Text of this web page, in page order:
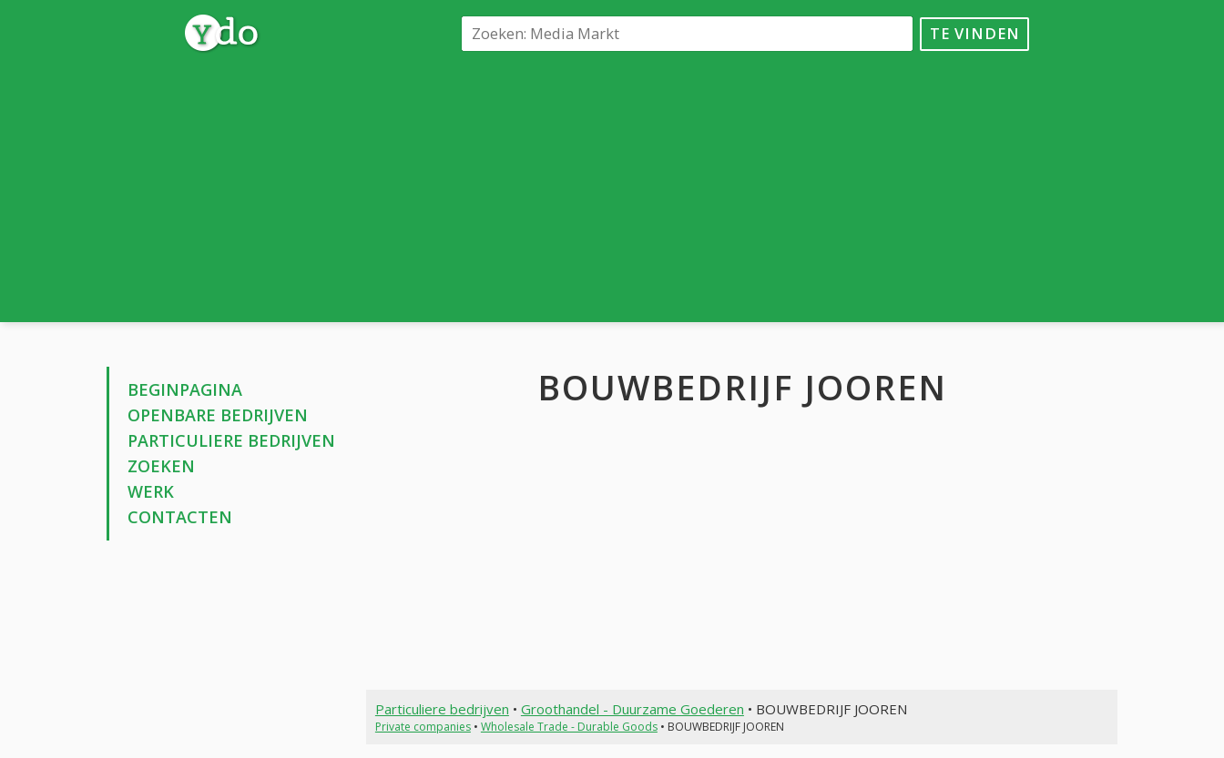
TE VINDEN
BEGINPAGINA
OPENBARE BEDRIJVEN
PARTICULIERE BEDRIJVEN
ZOEKEN
WERK
CONTACTEN
BOUWBEDRIJF JOOREN
Particuliere bedrijven • Groothandel - Duurzame Goederen • BOUWBEDRIJF JOOREN
Private companies• Wholesale Trade - Durable Goods• BOUWBEDRIJF JOOREN